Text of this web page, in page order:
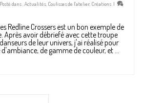
Posté dans :Actualités, Coulisses de l'atelier, Créations |
Redline Crossers est un bon exemple de
Après avoir débriefé avec cette troupe
de leur univers, j'ai réalisé pour
de gamme de couleur, et …